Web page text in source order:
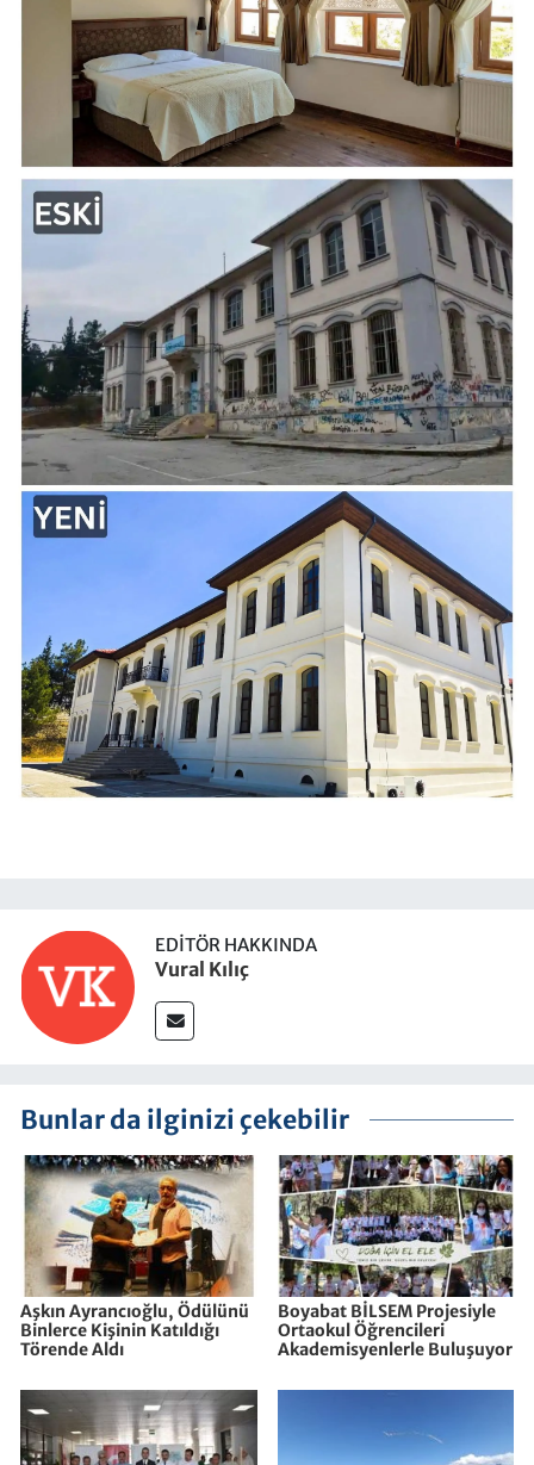
EDITÖR HAKKINDA
Vural Kılıç
Bunlar da ilginizi çekebilir
Aşkın Ayrancıoğlu, Ödülünü
Binlerce Kişinin Katıldığı
Törende Aldı
Boyabat BİLSEM Projesiyle
Ortaokul Öğrencileri
Akademisyenlerle Buluşuyor